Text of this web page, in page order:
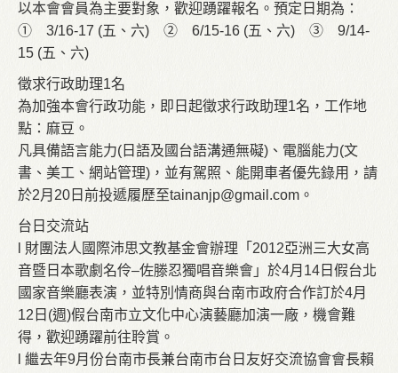
以本會會員為主要對象，歡迎踴躍報名。預定日期為：
① 3/16-17 (五、六) ② 6/15-16 (五、六) ③ 9/14-
15 (五、六)
徵求行政助理1名
為加強本會行政功能，即日起徵求行政助理1名，工作地
點：麻豆。
凡具備語言能力(日語及國台語溝通無礙)、電腦能力(文
書、美工、網站管理)，並有駕照、能開車者優先錄用，請
於2月20日前投遞履歷至tainanjp@gmail.com 。
台日交流站
l 財團法人國際沛思文教基金會辦理「2012亞洲三大女高
音暨日本歌劇名伶–佐滕忍獨唱音樂會」於4月14日假台北
國家音樂廳表演，並特別情商與台南市政府合作訂於4月
12日(週)假台南市立文化中心演藝廳加演一廠，機會難
得，歡迎踴躍前往聆賞。
l 繼去年9月份台南市長兼台南市台日友好交流協會會長賴